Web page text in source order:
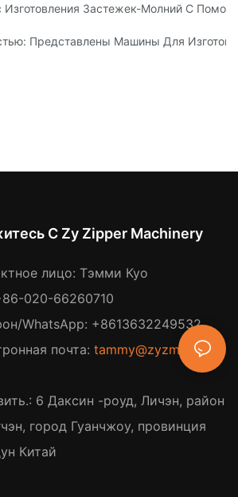
Изготовления Застежек-Молний С
Представлены Машины Для
С Zy Zipper Machinery
лицо: Тэмми Куо
020-66260710
WhatsApp: +8613632249532
почта: tammy@zyzm.com
6 Даксин -роуд, Личэн, район
город Гуанчжоу, провинция
Китай